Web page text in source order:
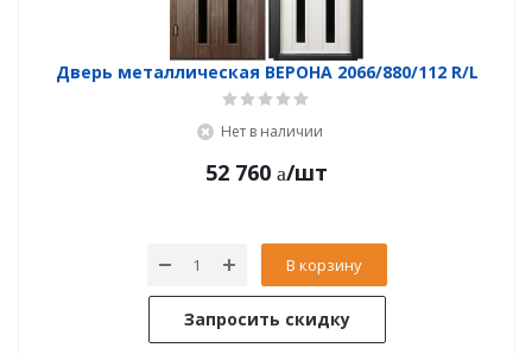
Дверь металлическая ВЕРОНА 2066/880/112 R/L
Нет в наличии
52 760 /шт
В корзину
Запросить скидку